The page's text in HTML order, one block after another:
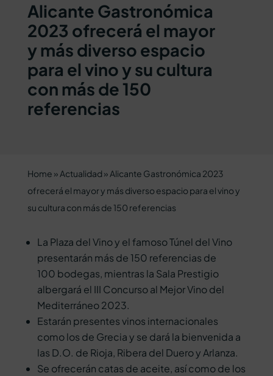
Alicante Gastronómica
2023 ofrecerá el mayor
y más diverso espacio
para el vino y su cultura
con más de 150
referencias
Home » Actualidad » Alicante Gastronómica 2023
ofrecerá el mayor y más diverso espacio para el vino y
su cultura con más de 150 referencias
La Plaza del Vino y el famoso Túnel del Vino
presentarán más de 150 referencias de
100 bodegas, mientras la Sala Prestigio
albergará el III Concurso al Mejor Vino del
Mediterráneo 2023.
Estarán presentes vinos internacionales
como los de Grecia y se dará la bienvenida a
las D.O. de Rioja, Ribera del Duero y Arlanza.
Se ofrecerán catas de aceite, así como de los